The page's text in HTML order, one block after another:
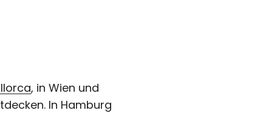
, in Wien und
In Hamburg